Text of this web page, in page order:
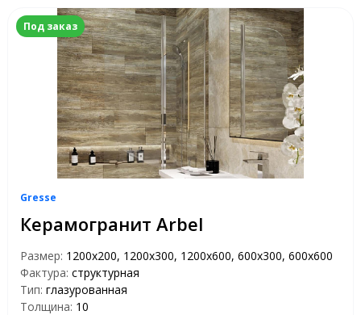
Под заказ
Gresse
Керамогранит Arbel
Размер: 1200х200, 1200х300, 1200х600, 600х300, 600х600
Фактура: структурная
Тип: глазурованная
Толщина: 10